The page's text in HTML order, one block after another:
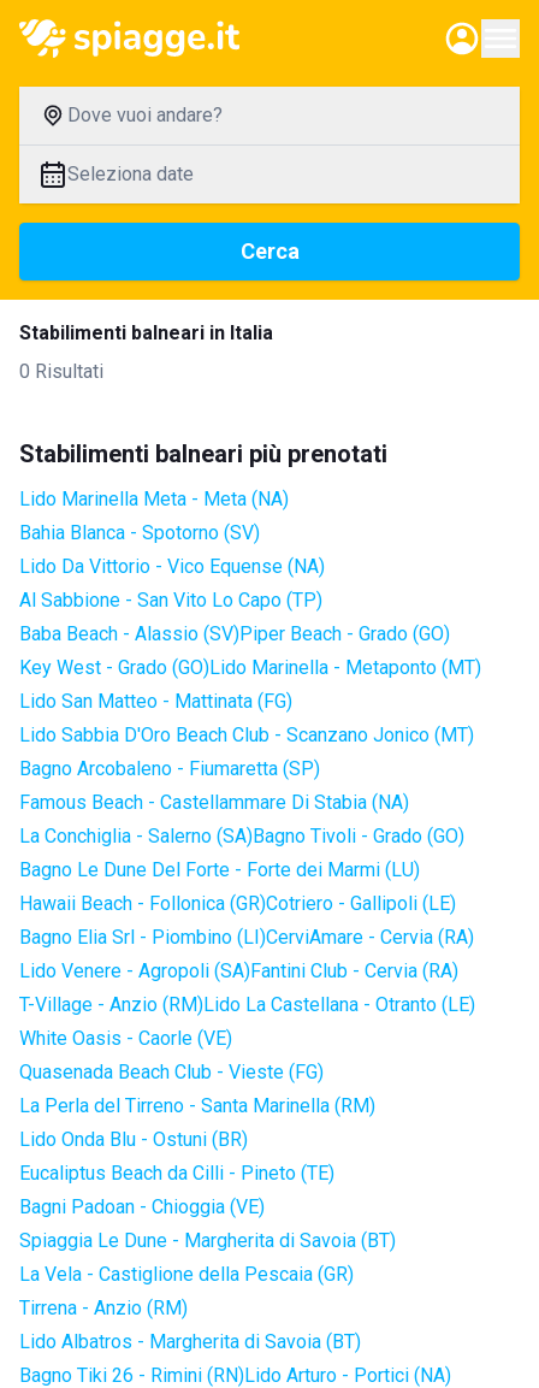
Dove vuoi andare?
Seleziona date
Cerca
Stabilimenti balneari in Italia
0 Risultati
Stabilimenti balneari più prenotati
Lido Marinella Meta - Meta (NA)
Bahia Blanca - Spotorno (SV)
Lido Da Vittorio - Vico Equense (NA)
Al Sabbione - San Vito Lo Capo (TP)
Baba Beach - Alassio (SV)Piper Beach - Grado (GO)
Key West - Grado (GO)Lido Marinella - Metaponto (MT)
Lido San Matteo - Mattinata (FG)
Lido Sabbia D'Oro Beach Club - Scanzano Jonico (MT)
Bagno Arcobaleno - Fiumaretta (SP)
Famous Beach - Castellammare Di Stabia (NA)
La Conchiglia - Salerno (SA)Bagno Tivoli - Grado (GO)
Bagno Le Dune Del Forte - Forte dei Marmi (LU)
Hawaii Beach - Follonica (GR)Cotriero - Gallipoli (LE)
Bagno Elia Srl - Piombino (LI)CerviAmare - Cervia (RA)
Lido Venere - Agropoli (SA)Fantini Club - Cervia (RA)
T-Village - Anzio (RM)Lido La Castellana - Otranto (LE)
White Oasis - Caorle (VE)
Quasenada Beach Club - Vieste (FG)
La Perla del Tirreno - Santa Marinella (RM)
Lido Onda Blu - Ostuni (BR)
Eucaliptus Beach da Cilli - Pineto (TE)
Bagni Padoan - Chioggia (VE)
Spiaggia Le Dune - Margherita di Savoia (BT)
La Vela - Castiglione della Pescaia (GR)
Tirrena - Anzio (RM)
Lido Albatros - Margherita di Savoia (BT)
Bagno Tiki 26 - Rimini (RN)Lido Arturo - Portici (NA)